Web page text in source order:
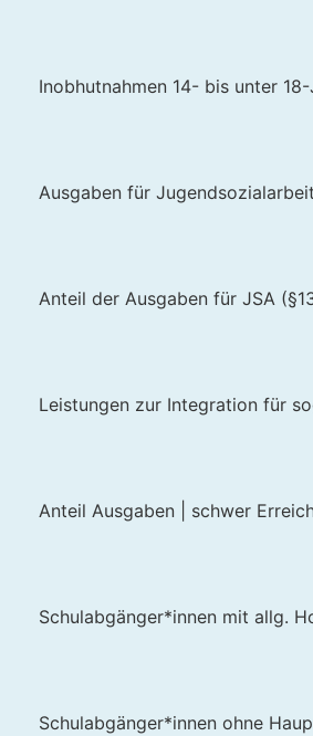
Inobhutnahmen 14- bis unter
Ausgaben für
Anteil der Ausgaben für JSA
Leistungen zur Integration für
Anteil Ausgaben | schwer
Schulabgänger*innen mit allg.
Schulabgänger*innen ohne